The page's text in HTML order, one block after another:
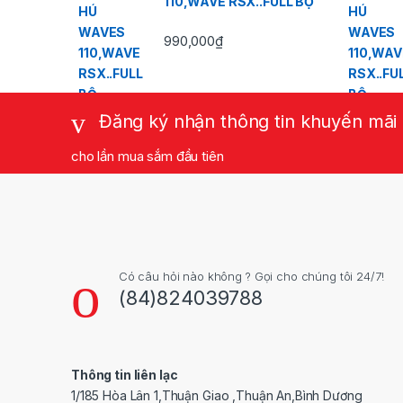
990,000₫
Đăng ký nhận thông tin khuyến mãi
cho lần mua sắm đầu tiên
Có câu hỏi nào không ? Gọi cho chúng tôi 24/7!
(84)824039788
Thông tin liên lạc
1/185 Hòa Lân 1,Thuận Giao ,Thuận An,Bình Dương